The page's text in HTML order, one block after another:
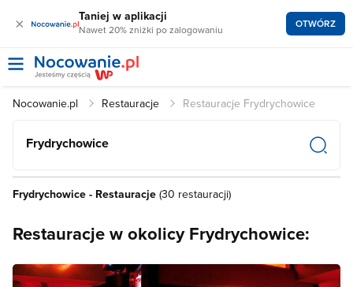
× Taniej w aplikacji
Nawet 20% zniżki po zalogowaniu OTWÓRZ
Nocowanie.pl Restauracje Restauracje Frydrychowice
Frydrychowice
Frydrychowice - Restauracje (30 restauracji)
Restauracje w okolicy Frydrychowice: